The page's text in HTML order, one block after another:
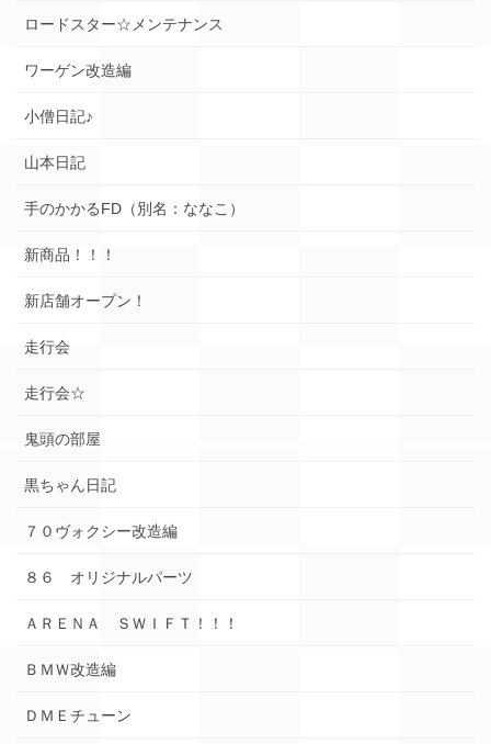
ロードスター☆メンテナンス
ワーゲン改造編
小僧日記♪
山本日記
手のかかるFD（別名：ななこ）
新商品！！！
新店舗オープン！
走行会
走行会☆
鬼頭の部屋
黒ちゃん日記
７０ヴォクシー改造編
８６ オリジナルパーツ
ＡＲＥＮＡ ＳＷＩＦＴ！！！
ＢＭＷ改造編
ＤＭＥチューン